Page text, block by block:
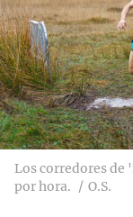
Los corredores
por hora.
O.S.